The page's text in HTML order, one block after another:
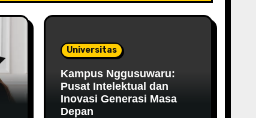
Universitas
Kampus Nggusuwaru:
Pusat Intelektual dan
Inovasi Generasi Masa
Depan